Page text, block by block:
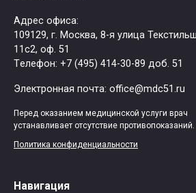
Адрес офиса:
109129, г. Москва, ​8-я улица
11с2, оф. 51
Tелефон: +7 (495) 414-30-89 доб. 51
Электронная почта: office@mdc51.ru
Перед оказанием медицинской услуги врач
устанавливает отсутствие противопоказаний.
Политика конфиденциальности
Навигация